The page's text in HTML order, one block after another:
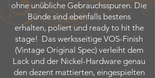
ohne unübliche Gebrauchsspuren. Die
Bünde sind ebenfalls bestens
erhalten, poliert und ready to hit the
stage! Das werksseitige VOS-Finish
(Vintage Original Spec) verleiht dem
Lack und der Nickel-Hardware genau
den dezent mattierten, eingespielten